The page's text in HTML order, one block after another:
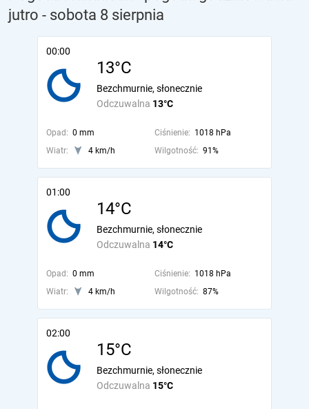
jutro - sobota 8 sierpnia
00:00
13°C
Odczuwalna 13°C
Bezchmurnie, słonecznie
Opad: 0 mm Ciśnienie: 1018 hPa
Wiatr:
4 km/h Wilgotność: 91%
01:00
14°C
Odczuwalna 14°C
Bezchmurnie, słonecznie
Opad: 0 mm Ciśnienie: 1018 hPa
Wiatr:
4 km/h Wilgotność: 87%
02:00
15°C
Odczuwalna 15°C
Bezchmurnie, słonecznie